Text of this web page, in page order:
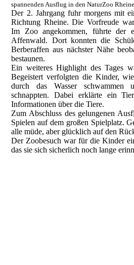
spannenden Ausflug in den NaturZoo
Der 2. Jahrgang fuhr morgens mit
Richtung Rheine. Die Vorfreude
Im Zoo angekommen, führte der
Affenwald. Dort konnten die
Berberaffen aus nächster Nähe
bestaunen.
Ein weiteres Highlight des Tages
Begeistert verfolgten die Kinder,
durch das Wasser schwammen
schnappten. Dabei erklärte ein
Informationen über die Tiere.
Zum Abschluss des gelungenen
Spielen auf dem großen Spielplatz.
alle müde, aber glücklich auf den
Der Zoobesuch war für die Kinder
das sie sich sicherlich noch lange